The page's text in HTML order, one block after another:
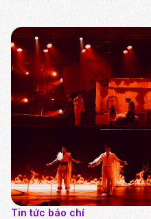
Tin tức báo chí